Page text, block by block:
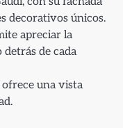
decorativos únicos.
apreciar la
de cada
ofrece una vista